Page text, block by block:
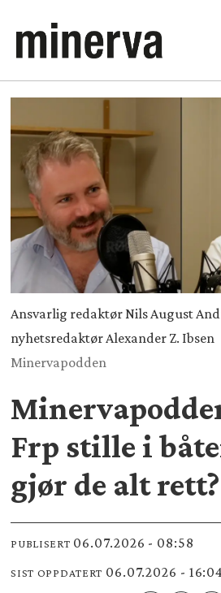
Ansvarlig redaktør Nils August
nyhetsredaktør Alexander Z. Ibsen
Minervapodden
Frp stille i
gjør de alt rett?
PUBLISERT 06.07.2026 - 08:58
SIST OPPDATERT 06.07.2026 -